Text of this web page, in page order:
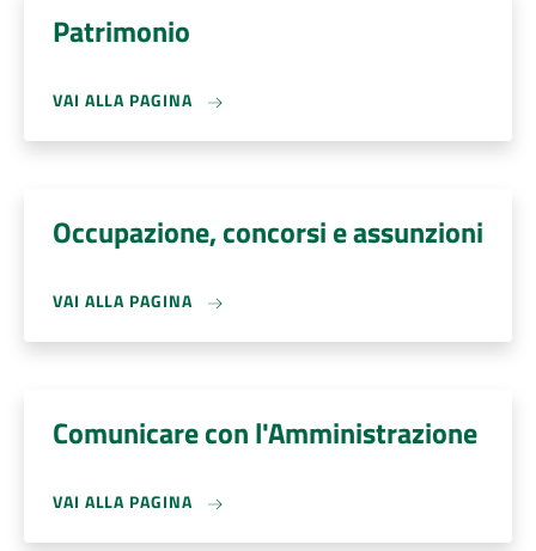
Patrimonio
VAI ALLA PAGINA
Occupazione, concorsi e assunzioni
VAI ALLA PAGINA
Comunicare con l'Amministrazione
VAI ALLA PAGINA